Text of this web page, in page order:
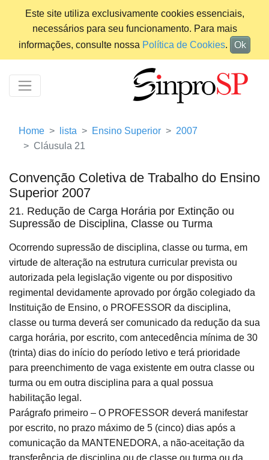
Este site utiliza exclusivamente cookies essenciais,
necessários para seu funcionamento. Para mais
informações, consulte nossa Política de Cookies. Ok
Home lista Ensino Superior
2007
Cláusula 21
Convenção Coletiva de Trabalho do Ensino
Superior 2007
21. Redução de Carga Horária por Extinção ou
Supressão de Disciplina, Classe ou Turma
Ocorrendo supressão de disciplina, classe ou turma, em
virtude de alteração na estrutura curricular prevista ou
autorizada pela legislação vigente ou por dispositivo
regimental devidamente aprovado por órgão colegiado da
Instituição de Ensino, o PROFESSOR da disciplina,
classe ou turma deverá ser comunicado da redução da sua
carga horária, por escrito, com antecedência mínima de 30
(trinta) dias do início do período letivo e terá prioridade
para preenchimento de vaga existente em outra classe ou
turma ou em outra disciplina para a qual possua
habilitação legal.
Parágrafo primeiro – O PROFESSOR deverá manifestar
por escrito, no prazo máximo de 5 (cinco) dias após a
comunicação da MANTENEDORA, a não-aceitação da